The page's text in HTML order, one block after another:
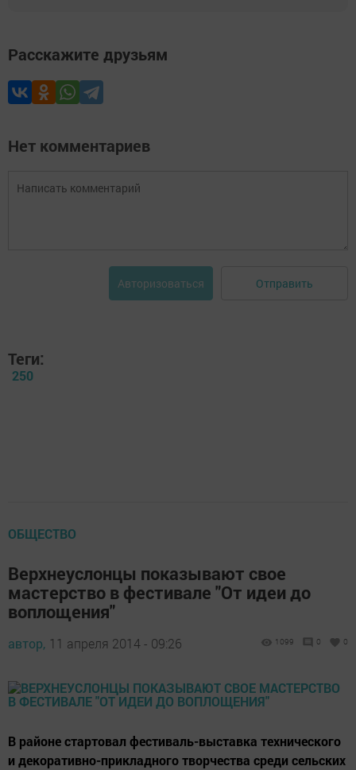
Расскажите друзьям
Нет комментариев
Авторизоваться Отправить
Теги:
250
ОБЩЕСТВО
Верхнеуслонцы показывают свое
мастерство в фестивале "От идеи до
воплощения"
автор, 11 апреля 2014 - 09:26 1099 0 0
В районе стартовал фестиваль-выставка технического
и декоративно-прикладного творчества среди сельских